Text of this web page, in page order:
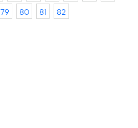
79 80 81 82